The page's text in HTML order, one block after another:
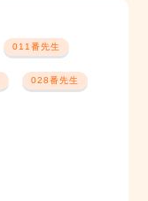
011番先生
028番先生